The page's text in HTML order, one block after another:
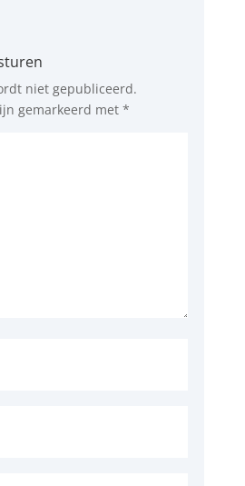
niet gepubliceerd.
gemarkeerd met *